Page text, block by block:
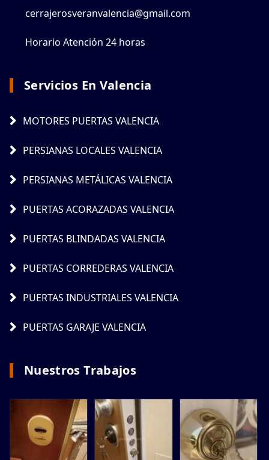
cerrajerosveranvalencia@gmail.com
Horario Atención 24 horas
Servicios En Valencia
MOTORES PUERTAS VALENCIA
PERSIANAS LOCALES VALENCIA
PERSIANAS METÁLICAS VALENCIA
PUERTAS ACORAZADAS VALENCIA
PUERTAS BLINDADAS VALENCIA
PUERTAS CORREDERAS VALENCIA
PUERTAS INDUSTRIALES VALENCIA
PUERTAS GARAJE VALENCIA
Nuestros Trabajos